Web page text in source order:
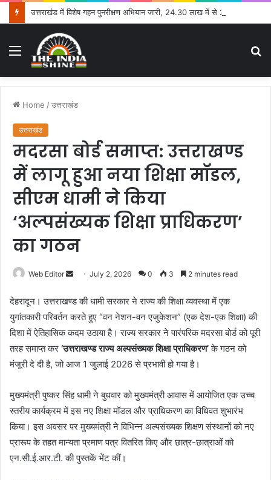
Menu
Home /उत्तराखंड
उत्तराखंड
मदरसा बोर्ड समाप्त: उत्तराखण्ड
में लागू हुआ नया शिक्षा मॉडल,
सीएम धामी ने किया
‘अल्पसंख्यक शिक्षा प्राधिकरण’
का गठन
Web Editor
n
d
a
n
e
a
July 2, 2026 0 3 2 minutes read
देहरादून। उत्तराखण्ड की धामी सरकार ने राज्य की शिक्षा व्यवस्था में एक
युगांतकारी परिवर्तन करते हुए “वन नेशन-वन एजुकेशन” (एक देश-एक शिक्षा) की
दिशा में ऐतिहासिक कदम उठाया है। राज्य सरकार ने पारंपरिक मदरसा बोर्ड को पूरी
तरह समाप्त कर ‘उत्तराखण्ड राज्य अल्पसंख्यक शिक्षा प्राधिकरण’के गठन को
मंजूरी दे दी है, जो आज 1 जुलाई 2026 से प्रभावी हो गया है।
​मुख्यमंत्री पुष्कर सिंह धामी ने बुधवार को मुख्यमंत्री आवास में आयोजित एक उच्च
स्तरीय कार्यक्रम में इस नए शिक्षा मॉडल और प्राधिकरण का विधिवत शुभारंभ
किया। इस अवसर पर मुख्यमंत्री ने विभिन्न अल्पसंख्यक शिक्षण संस्थानों को नए
प्रारूप के तहत मान्यता प्रमाण पत्र वितरित किए और छात्र-छात्राओं को
एन.सी.ई.आर.टी. की पुस्तकें भेंट कीं।